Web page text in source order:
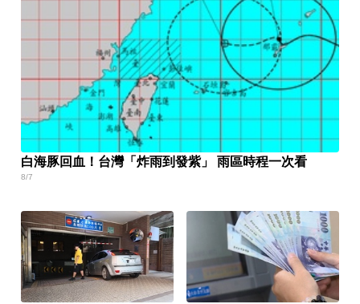
白海豚回血！台灣「炸雨到發紫」 雨區時程一次看
8/7